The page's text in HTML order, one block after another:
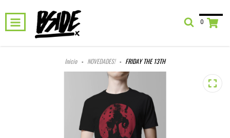
0
Inicio - NOVEDADES! - FRIDAY THE 13TH